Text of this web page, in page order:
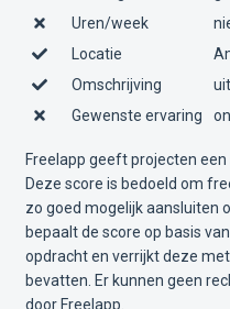
Uren/week
Locatie
Omschrijving
Gewenste ervaring
Freelapp geeft projecten
Deze score is bedoeld om
zo goed mogelijk aansluiten
bepaalt de score op basis
opdracht en verrijkt deze
bevatten. Er kunnen geen
door Freelapp.